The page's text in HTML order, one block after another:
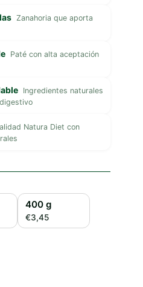
Zanahoria que aporta
Paté con alta aceptación
Ingredientes naturales
Natura Diet con
400 g
€3,45